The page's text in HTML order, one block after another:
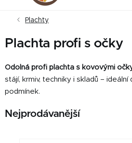
Plachty
Plachta profi s očky
Odolná profi plachta s kovovými
stájí, krmiv, techniky i skladů – ideální
podmínek.
Nejprodávanější